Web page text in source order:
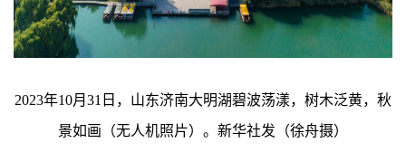
2023年10月31日，山东济南大明湖碧波荡漾，树木泛黄，秋
景如画（无人机照片）。新华社发（徐舟摄）